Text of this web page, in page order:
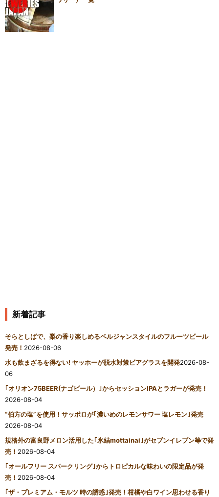
新着記事
そらとしばで、梨の香り楽しめるベルジャンスタイルのフルーツビール
発売！ 2026-08-06
水も飲まざるを得ない! ヤッホーが脱水対策ビアグラスを開発2026-08-
06
｢オリオン75BEER(ナゴビール）｣からセッションIPAとラガーが発売！
2026-08-04
“伯方の塩”を使用！サッポロが｢濃いめのレモンサワー 塩レモン｣発売
2026-08-04
規格外の富良野メロン活用した｢氷結mottainai｣がセブンイレブン等で発
売！ 2026-08-04
｢オールフリー スパークリング｣からトロピカルな味わいの限定品が発
売！ 2026-08-04
｢ザ・プレミアム・モルツ 時の誘惑｣発売！柑橘や白ワイン思わせる香り